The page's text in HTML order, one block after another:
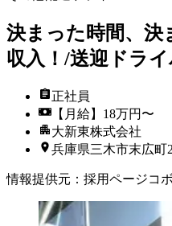
決まった時間、決
収入！/送迎ドラ
正社員
【月給】18万円〜
大新東株式会社
兵庫県三木市末広町
情報提供元 ： 採用ページコ